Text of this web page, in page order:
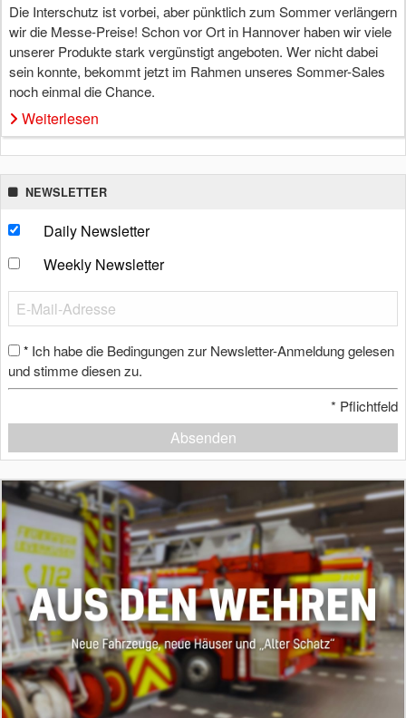
Die Interschutz ist vorbei, aber pünktlich zum Sommer verlängern
wir die Messe-Preise! Schon vor Ort in Hannover haben wir viele
unserer Produkte stark vergünstigt angeboten. Wer nicht dabei
sein konnte, bekommt jetzt im Rahmen unseres Sommer-Sales
noch einmal die Chance.
Weiterlesen
NEWSLETTER
Daily Newsletter
Weekly Newsletter
* Ich habe die Bedingungen zur Newsletter-Anmeldung gelesen
und stimme diesen zu.
* Pflichtfeld
Absenden